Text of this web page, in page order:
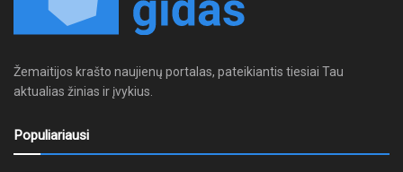
Žemaitijos krašto naujienų portalas, pateikiantis tiesiai Tau
aktualias žinias ir įvykius.
Populiariausi